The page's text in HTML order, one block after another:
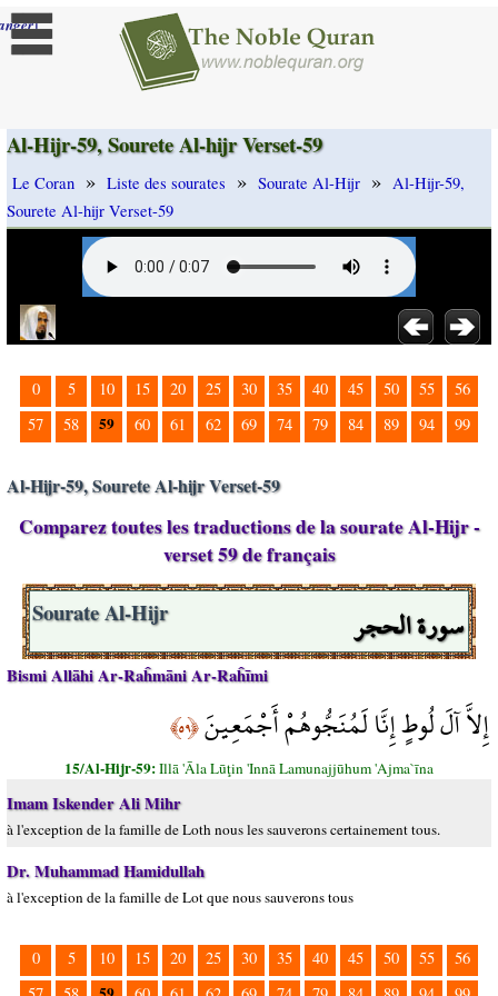
]
Al-Hijr-59, Sourete Al-hijr Verset-59
Le Coran » Liste des sourates » Sourate Al-Hijr » Al-Hijr-59,
Sourete Al-hijr Verset-59
0 5 10 15 20 25 30 35 40 45 50 55
56
57
58 59 60 61 62 69 74 79 84 89 94 99
Al-Hijr-59, Sourete Al-hijr Verset-59
Comparez toutes les traductions de la sourate Al-Hijr -
verset 59 de français
سورة الحجر Sourate Al-Hijr
Bismi Allāhi Ar-Raĥmāni Ar-Raĥīmi
إِلاَّ آلَ لُوطٍ إِنَّا لَمُنَجُّوهُمْ أَجْمَعِينَ﴿٥٩﴾
15/Al-Hijr-59:Illā 'Āla Lūţin 'Innā Lamunajjūhum 'Ajma`īna
Imam Iskender Ali Mihr
à l'exception de la famille de Loth nous les sauverons certainement tous.
Dr. Muhammad Hamidullah
à l'exception de la famille de Lot que nous sauverons tous
0 5 10 15 20 25 30 35 40 45 50 55
56